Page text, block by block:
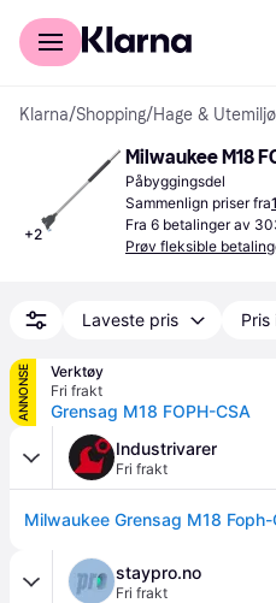
For kunder
Klarna/Shopping/Hage & Utemiljø
+2
Milwaukee M18
Påbyggingsdel
Sammenlign priser fra
Fra 6 betalinger av
Prøv fleksible
Laveste pris
ANNONSE
Verktøy
Fri frakt
Grensag M18 FOPH-CSA
Industrivarer
Fri frakt
Milwaukee Grensag M18 Foph-
staypro.no
Fri frakt